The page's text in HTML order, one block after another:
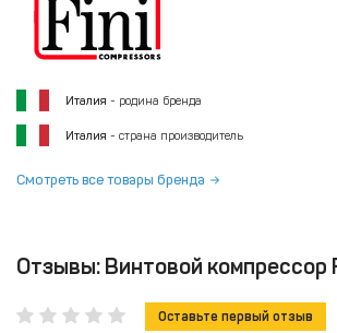
Италия - родина бренда
Италия - страна производитель
Смотреть все товары бренда
Отзывы: Винтовой компрессор
Оставьте первый отзыв